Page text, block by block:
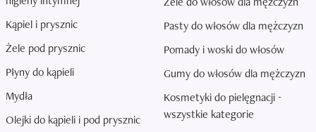
Kąpiel i prysznic
Żele pod prysznic
Płyny do kąpieli
Mydła
Olejki do kąpieli i pod prysznic
Pasty do włosów dla mężczyzn
Pomady i woski do włosów
Gumy do włosów dla mężczyzn
Kosmetyki do pielęgnacji -
wszystkie kategorie